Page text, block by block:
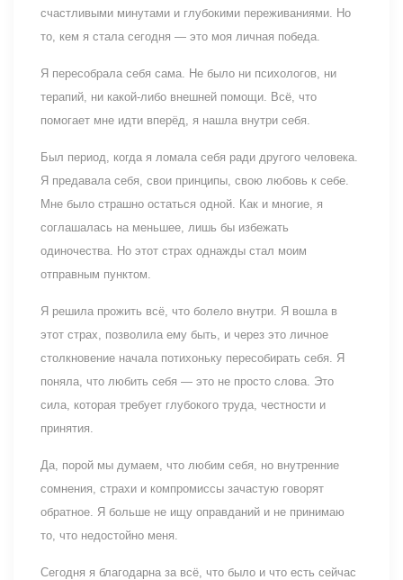
счастливыми минутами и глубокими переживаниями. Но
то, кем я стала сегодня — это моя личная победа.
Я пересобрала себя сама. Не было ни психологов, ни
терапий, ни какой-либо внешней помощи. Всё, что
помогает мне идти вперёд, я нашла внутри себя.
Был период, когда я ломала себя ради другого человека.
Я предавала себя, свои принципы, свою любовь к себе.
Мне было страшно остаться одной. Как и многие, я
соглашалась на меньшее, лишь бы избежать
одиночества. Но этот страх однажды стал моим
отправным пунктом.
Я решила прожить всё, что болело внутри. Я вошла в
этот страх, позволила ему быть, и через это личное
столкновение начала потихоньку пересобирать себя. Я
поняла, что любить себя — это не просто слова. Это
сила, которая требует глубокого труда, честности и
принятия.
Да, порой мы думаем, что любим себя, но внутренние
сомнения, страхи и компромиссы зачастую говорят
обратное. Я больше не ищу оправданий и не принимаю
то, что недостойно меня.
Сегодня я благодарна за всё, что было и что есть сейчас